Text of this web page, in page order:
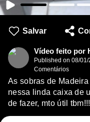
Salvar
Vídeo feito por
Published on 08/01/
Comentários
As sobras de
nessa linda caixa de
de fazer, mto útil tbm!!!